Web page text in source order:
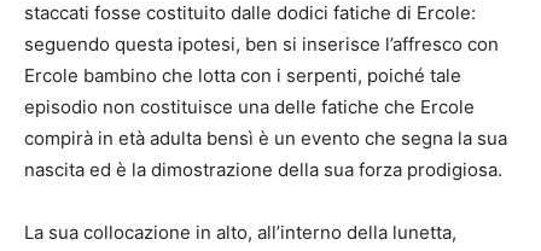
staccati fosse costituito dalle dodici fatiche di Ercole:
seguendo questa ipotesi, ben si inserisce l’affresco con
Ercole bambino che lotta con i serpenti, poiché tale
episodio non costituisce una delle fatiche che Ercole
compirà in età adulta bensì è un evento che segna la sua
nascita ed è la dimostrazione della sua forza prodigiosa.
La sua collocazione in alto, all’interno della lunetta,